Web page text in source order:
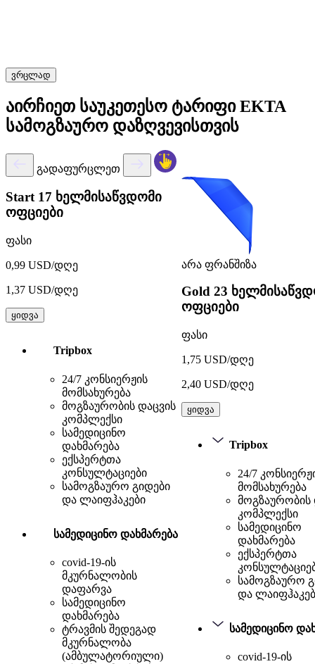
ვრცლად
აირჩიეთ საუკეთესო ტარიფი EKTA
სამოგზაურო დაზღვევისთვის
გადაფურცლეთ
Start 17 ხელმისაწვდომი
ოფციები
ფასი
0,99 USD/დღე
1,37 USD/დღე
ყიდვა
Tripbox
24/7 კონსიერჟის
მომსახურება
მოგზაურობის დაცვის
კომპლექსი
სამედიცინო
დახმარება
ექსპერტთა
კონსულტაციები
სამოგზაურო გიდები
და ლაიფჰაკები
სამედიცინო დახმარება
covid-19-ის
მკურნალობის
დაფარვა
სამედიცინო
დახმარება
ტრავმის შედეგად
მკურნალობა
(ამბულატორიული)
არა ფრანშიზა
Gold 23
ოფციები
ფასი
1,75 USD/დღე
2,40 USD/დღე
ყიდვა
Tripbox
24/7
მომსახურება
მოგზაურობის
კომპლექსი
სამედიცინო
დახმარება
ექსპერტთა
სამოგზაურო
და
სამედიცინო
covid-19-ის